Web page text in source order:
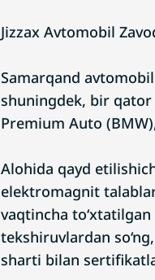
Jizzax Avtomobil
Samarqand
shuningdek, bir
Premium Auto
Alohida qayd
elektromagnit
vaqtincha
tekshiruvlardan
sharti bilan